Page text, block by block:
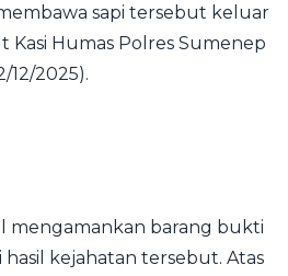
sapi tersebut keluar
Kasi Humas Polres Sumenep
12/2025).
mengamankan barang bukti
kejahatan tersebut. Atas